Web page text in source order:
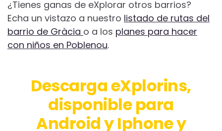
¿Tienes ganas de eXplorar otros barrios?
Echa un vistazo a nuestro listado de rutas del
barrio de Gràcia o a los planes para hacer
con niños en Poblenou.
Descarga eXplorins,
disponible para
Android y Iphone y